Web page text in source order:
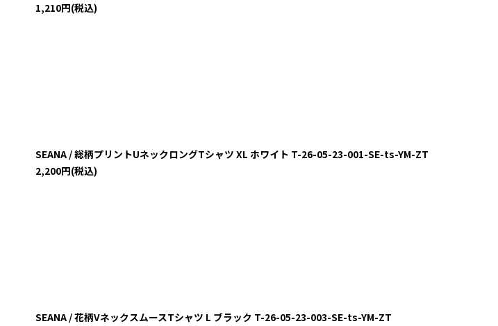
1,210円(税込)
SEANA / 総柄プリントUネックロングTシャツ XL ホワイト T-26-05-23-001-SE-ts-YM-ZT
2,200円(税込)
SEANA / 花柄VネックスムースTシャツ L ブラック T-26-05-23-003-SE-ts-YM-ZT